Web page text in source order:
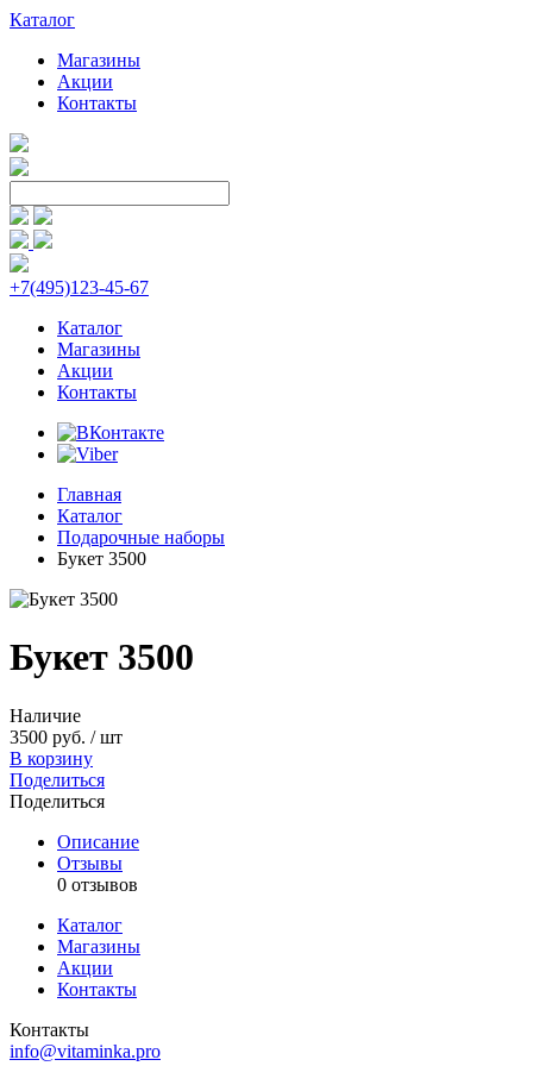
Каталог
Магазины
Акции
Контакты
+7(495)123-45-67
Каталог
Магазины
Акции
Контакты
Главная
Каталог
Подарочные наборы
Букет 3500
Букет 3500
Наличие
3500 руб. / шт
В корзину
Поделиться
Поделиться
Описание
Отзывы
0 отзывов
Каталог
Магазины
Акции
Контакты
Контакты
info@vitaminka.pro